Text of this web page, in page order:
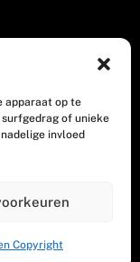
apparaat op te
of unieke
invloed
Copyright